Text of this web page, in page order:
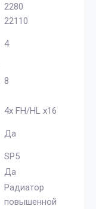
2280
22110
4
8
4x FH/HL x16
Да
SP5
Да
Радиатор
повышенной